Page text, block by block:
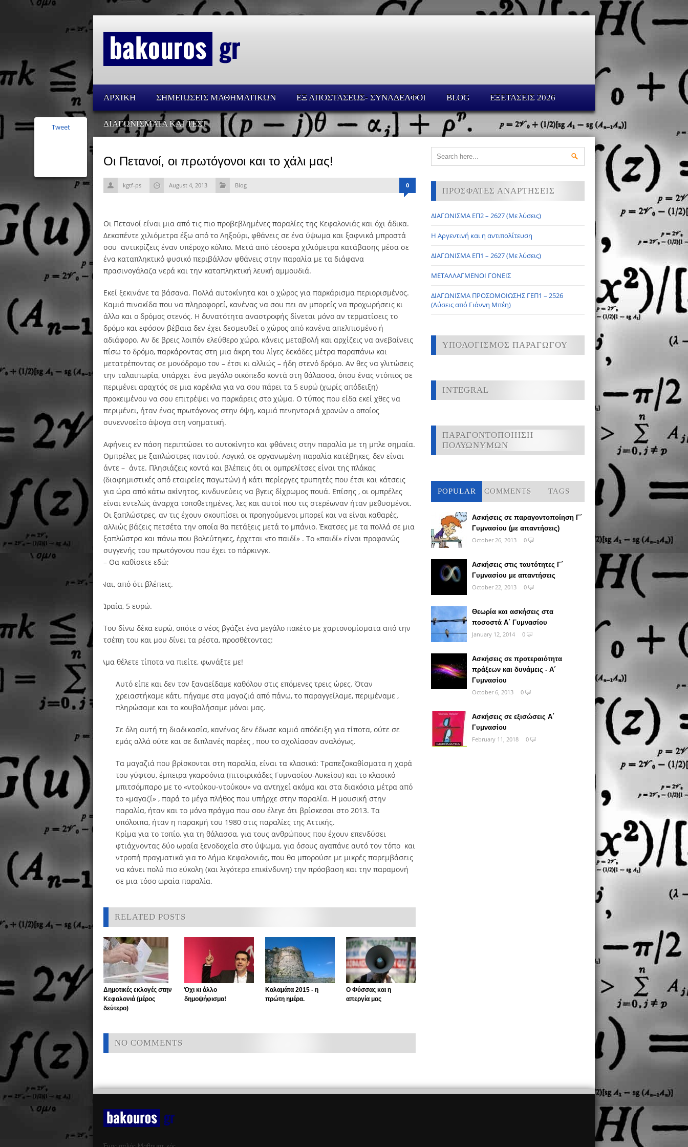
ΑΡΧΙΚΗ ΣΗΜΕΙΩΣΕΙΣ ΜΑΘΗΜΑΤΙΚΩΝ ΕΞ ΑΠΟΣΤΑΣΕΩΣ- ΣΥΝΑΔΕΛΦΟΙ BLOG ΕΞΕΤΑΣΕΙΣ 2026
ΔΙΑΓΩΝΙΣΜΑΤΑ ΚΑΙ ΤΕΣΤ
Οι Πετανοί, οι πρωτόγονοι και το χάλι μας!
kgtf-ps August 4, 2013 Blog 0
Οι Πετανοί είναι μια από τις πιο προβεβλημένες παραλίες της Κεφαλονιάς και όχι άδικα.
Δεκαπέντε χιλιόμετρα έξω από το Ληξούρι, φθάνεις σε ένα ύψωμα και ξαφνικά μπροστά
σου αντικρίζεις έναν υπέροχο κόλπο. Μετά από τέσσερα χιλιόμετρα κατάβασης μέσα σε
ένα καταπληκτικό φυσικό περιβάλλον φθάνεις στην παραλία με τα διάφανα
πρασινογάλαζα νερά και την καταπληκτική λευκή αμμουδιά.
Εκεί ξεκινάνε τα βάσανα. Πολλά αυτοκίνητα και ο χώρος για παρκάρισμα περιορισμένος.
Καμιά πινακίδα που να πληροφορεί, κανένας να σου πει αν μπορείς να προχωρήσεις κι
άλλο και ο δρόμος στενός. Η δυνατότητα αναστροφής δίνεται μόνο αν τερματίσεις το
δρόμο και εφόσον βέβαια δεν έχει δεσμευθεί ο χώρος από κανένα απελπισμένο ή
αδιάφορο. Αν δε βρεις λοιπόν ελεύθερο χώρο, κάνεις μεταβολή και αρχίζεις να ανεβαίνεις
πίσω το δρόμο, παρκάροντας στη μια άκρη του λίγες δεκάδες μέτρα παραπάνω και
μετατρέποντας σε μονόδρομο τον – έτσι κι αλλιώς – ήδη στενό δρόμο. Αν θες να γλιτώσεις
την ταλαιπωρία, υπάρχει ένα μεγάλο οικόπεδο κοντά στη θάλασσα, όπου ένας ντόπιος σε
περιμένει αραχτός σε μια καρέκλα για να σου πάρει τα 5 ευρώ (χωρίς απόδειξη)
προκειμένου να σου επιτρέψει να παρκάρεις στο χώμα. Ο τύπος που είδα εκεί χθες να
περιμένει, ήταν ένας πρωτόγονος στην όψη, καμιά πενηνταριά χρονών ο οποίος
συνεννοείτο άψογα στη νοηματική.
Αφήνεις εν πάση περιπτώσει το αυτοκίνητο και φθάνεις στην παραλία με τη μπλε σημαία.
Ομπρέλες με ξαπλώστρες παντού. Λογικό, σε οργανωμένη παραλία κατέβηκες, δεν είναι
άντε – άντε. Πλησιάζεις κοντά και βλέπεις ότι οι ομπρελίτσες είναι της πλάκας
(διαφημιστικές από εταιρείες παγωτών) ή κάτι περίεργες τρυπητές που έτσι και κάτσεις
για ώρα από κάτω ακίνητος, κινδυνεύεις να βγεις δίχρωμος πουά. Επίσης , οι ομπρέλες
είναι εντελώς άναρχα τοποθετημένες, λες και αυτοί που τις στερέωναν ήταν μεθυσμένοι.
Οι ξαπλώστρες, αν τις έχουν σκουπίσει οι προηγούμενοι μπορεί και να είναι καθαρές,
αλλιώς βάζεις πετσέτα την οποία θα πετάξεις μετά το μπάνιο. Έκατσες με τα πολλά σε μια
ξαπλώστρα και πάνω που βολεύτηκες, έρχεται «το παιδί» . Το «παιδί» είναι προφανώς
συγγενής του πρωτόγονου που έχει το πάρκινγκ.
– Θα καθίσετε εδώ;
– Ναι, από ότι βλέπεις.
Ωραία, 5 ευρώ.
Του δίνω δέκα ευρώ, οπότε ο νέος βγάζει ένα μεγάλο πακέτο με χαρτονομίσματα από την
τσέπη του και μου δίνει τα ρέστα, προσθέτοντας:
Άμα θέλετε τίποτα να πιείτε, φωνάξτε με!
Αυτό είπε και δεν τον ξαναείδαμε καθόλου στις επόμενες τρεις ώρες. Όταν
χρειαστήκαμε κάτι, πήγαμε στα μαγαζιά από πάνω, το παραγγείλαμε, περιμέναμε ,
πληρώσαμε και το κουβαλήσαμε μόνοι μας.
Σε όλη αυτή τη διαδικασία, κανένας δεν έδωσε καμιά απόδειξη για τίποτα, ούτε σε
εμάς αλλά ούτε και σε διπλανές παρέες , που το σχολίασαν αναλόγως.
Τα μαγαζιά που βρίσκονται στη παραλία, είναι τα κλασικά: Τραπεζοκαθίσματα η χαρά
του γύφτου, έμπειρα γκαρσόνια (πιτσιρικάδες Γυμνασίου-Λυκείου) και το κλασικό
μπιτσόμπαρο με το «ντούκου-ντούκου» να αντηχεί ακόμα και στα διακόσια μέτρα από
το «μαγαζί» , παρά το μέγα πλήθος που υπήρχε στην παραλία. Η μουσική στην
παραλία, ήταν και το μόνο πράγμα που σου έλεγε ότι βρίσκεσαι στο 2013. Τα
υπόλοιπα, ήταν η παρακμή του 1980 στις παραλίες της Αττικής.
Κρίμα για το τοπίο, για τη θάλασσα, για τους ανθρώπους που έχουν επενδύσει
φτιάχνοντας δύο ωραία ξενοδοχεία στο ύψωμα, για όσους αγαπάνε αυτό τον τόπο και
ντροπή πραγματικά για το Δήμο Κεφαλονιάς, που θα μπορούσε με μικρές παρεμβάσεις
να κάνει πολύ πιο εύκολη (και λιγότερο επικίνδυνη) την πρόσβαση και την παραμονή
σε μια τόσο ωραία παραλία.
Tweet
RELATED POSTS
Δημοτικές εκλογές στην
Κεφαλονιά (μέρος
δεύτερο)
Όχι κι άλλο
δημοψήφισμα!
Καλαμάτα 2015 - η
πρώτη ημέρα.
Ο Φύσσας και η
απεργία μας
NO COMMENTS
ΠΡΟΣΦΑΤΕΣ ΑΝΑΡΤΗΣΕΙΣ
ΔΙΑΓΩΝΙΣΜΑ ΕΠ2 – 2627 (Με λύσεις)
Η Αργεντινή και η αντιπολίτευση
ΔΙΑΓΩΝΙΣΜΑ ΕΠ1 – 2627 (Με λύσεις)
ΜΕΤΑΛΛΑΓΜΕΝΟΙ ΓΟΝΕΙΣ
ΔΙΑΓΩΝΙΣΜΑ ΠΡΟΣΟΜΟΙΩΣΗΣ ΓΕΠ1 – 2526
(Λύσεις από Γιάννη Μπέη)
ΥΠΟΛΟΓΙΣΜΟΣ ΠΑΡΑΓΩΓΟΥ
INTEGRAL
ΠΑΡΑΓΟΝΤΟΠΟΙΗΣΗ
ΠΟΛΥΩΝΥΜΩΝ
POPULAR COMMENTS TAGS
Ασκήσεις σε παραγοντοποίηση Γ΄
Γυμνασίου (με απαντήσεις)
October 26, 2013
0
Ασκήσεις στις ταυτότητες Γ΄
Γυμνασίου με απαντήσεις
October 22, 2013
0
Θεωρία και ασκήσεις στα
ποσοστά Α΄ Γυμνασίου
January 12, 2014
0
Ασκήσεις σε προτεραιότητα
πράξεων και δυνάμεις - Α΄
Γυμνασίου
October 6, 2013
0
Ασκήσεις σε εξισώσεις Α΄
Γυμνασίου
February 11, 2018
0